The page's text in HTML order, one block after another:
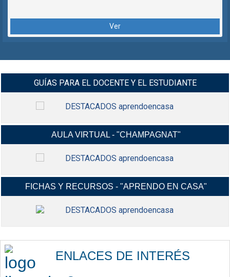
Ver
GUÍAS PARA EL DOCENTE Y EL ESTUDIANTE
INGRESAR
MANUALES Y VIDEO-TUTORIALES G-
AULA VIRTUAL - "CHAMPAGNAT"
INGRESAR
INGRESA A TU AULA VIRTUAL,
INSTITUCIONAL.
FICHAS Y RECURSOS - "APRENDO EN CASA"
INGRESAR
RECURSOS EDUCATIVOS,
ACTIVIDADES Y MÁS...
ENLACES DE INTERÉS